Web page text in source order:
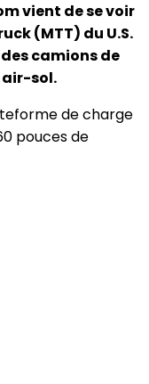
vient de se voir
(MTT) du U.S.
camions de
air-sol.
de charge
pouces de